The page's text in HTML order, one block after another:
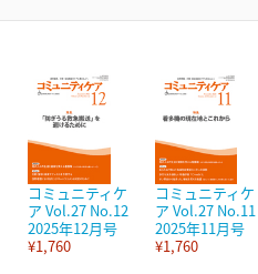
コミュニティケ
ア Vol.27 No.12
2025年12月号
¥1,760
コミュニティケ
ア Vol.27 No.11
2025年11月号
¥1,760